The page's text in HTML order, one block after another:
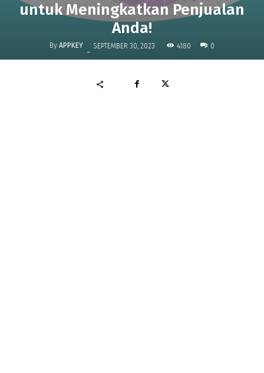
untuk Meningkatkan Penjualan
Anda!
By APPKEY - SEPTEMBER 30, 2023 4180 0